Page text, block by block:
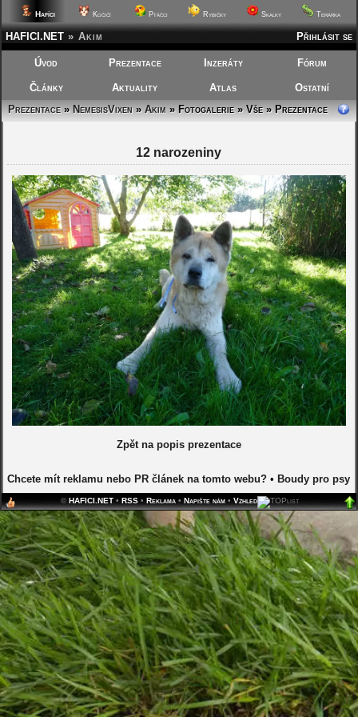
Hafíci Kočičí Ptáčci Rybičky Skalky Terárka
Přihlásit se
HAFICI.NET » Akim
Úvod Prezentace Inzeráty Fórum
Články Aktuality Atlas
Ostatní
Prezentace»NemesisVixen»Akim»Fotogalerie » Vše » Prezentace
12 narozeniny
Zpět na popis prezentace
Chcete mít reklamu nebo PR článek na tomto webu? • Boudy pro psy
©HAFICI.NET •RSS •Reklama •Napište nám •Vzhled